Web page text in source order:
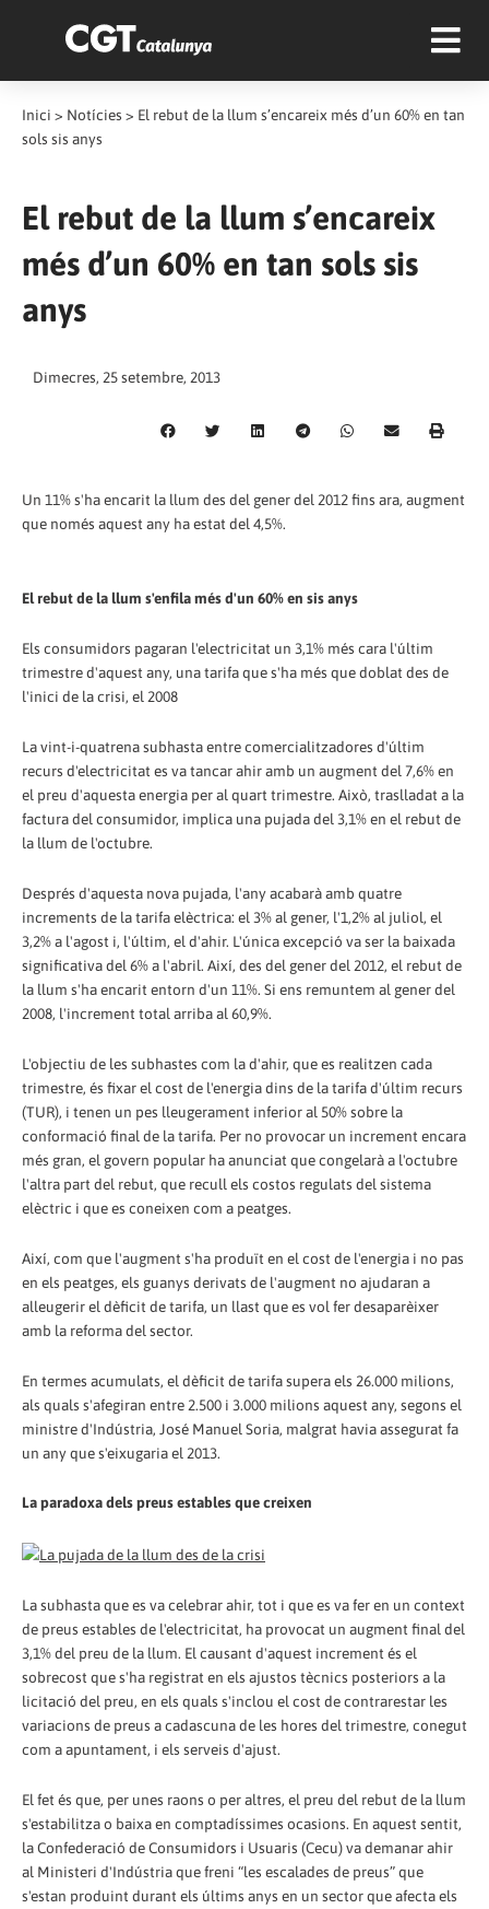
Inici > Notícies > El rebut de la llum s’encareix més d’un 60% en tan
sols sis anys
El rebut de la llum s’encareix
més d’un 60% en tan sols sis
anys
Dimecres, 25 setembre, 2013
Un 11% s'ha encarit la llum des del gener del 2012 fins ara, augment
que només aquest any ha estat del 4,5%.
El rebut de la llum s'enfila més d'un 60% en sis anys
Els consumidors pagaran l'electricitat un 3,1% més cara l'últim
trimestre d'aquest any, una tarifa que s'ha més que doblat des de
l'inici de la crisi, el 2008
La vint-i-quatrena subhasta entre comercialitzadores d'últim
recurs d'electricitat es va tancar ahir amb un augment del 7,6% en
el preu d'aquesta energia per al quart trimestre. Això, traslladat a la
factura del consumidor, implica una pujada del 3,1% en el rebut de
la llum de l'octubre.
Després d'aquesta nova pujada, l'any acabarà amb quatre
increments de la tarifa elèctrica: el 3% al gener, l'1,2% al juliol, el
3,2% a l'agost i, l'últim, el d'ahir. L'única excepció va ser la baixada
significativa del 6% a l'abril. Així, des del gener del 2012, el rebut de
la llum s'ha encarit entorn d'un 11%. Si ens remuntem al gener del
2008, l'increment total arriba al 60,9%.
L'objectiu de les subhastes com la d'ahir, que es realitzen cada
trimestre, és fixar el cost de l'energia dins de la tarifa d'últim recurs
(TUR), i tenen un pes lleugerament inferior al 50% sobre la
conformació final de la tarifa. Per no provocar un increment encara
més gran, el govern popular ha anunciat que congelarà a l'octubre
l'altra part del rebut, que recull els costos regulats del sistema
elèctric i que es coneixen com a peatges.
Així, com que l'augment s'ha produït en el cost de l'energia i no pas
en els peatges, els guanys derivats de l'augment no ajudaran a
alleugerir el dèficit de tarifa, un llast que es vol fer desaparèixer
amb la reforma del sector.
En termes acumulats, el dèficit de tarifa supera els 26.000 milions,
als quals s'afegiran entre 2.500 i 3.000 milions aquest any, segons el
ministre d'Indústria, José Manuel Soria, malgrat havia assegurat fa
un any que s'eixugaria el 2013.
La paradoxa dels preus estables que creixen
La subhasta que es va celebrar ahir, tot i que es va fer en un context
de preus estables de l'electricitat, ha provocat un augment final del
3,1% del preu de la llum. El causant d'aquest increment és el
sobrecost que s'ha registrat en els ajustos tècnics posteriors a la
licitació del preu, en els quals s'inclou el cost de contrarestar les
variacions de preus a cadascuna de les hores del trimestre, conegut
com a apuntament, i els serveis d'ajust.
El fet és que, per unes raons o per altres, el preu del rebut de la llum
s'estabilitza o baixa en comptadíssimes ocasions. En aquest sentit,
la Confederació de Consumidors i Usuaris (Cecu) va demanar ahir
al Ministeri d'Indústria que freni “les escalades de preus” que
s'estan produint durant els últims anys en un sector que afecta els